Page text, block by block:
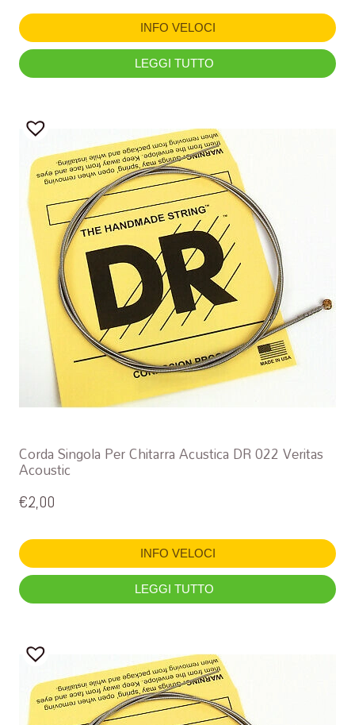
INFO VELOCI
LEGGI TUTTO
Corda Singola Per Chitarra Acustica DR 022 Veritas
Acoustic
€2,00
INFO VELOCI
LEGGI TUTTO